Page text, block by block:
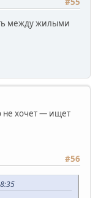
между жилыми
не хочет — ищет
#56